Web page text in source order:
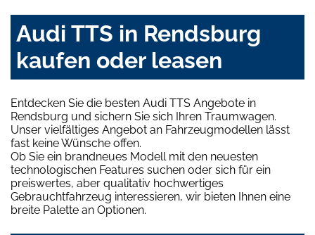
Audi TTS in Rendsburg
kaufen oder leasen
Entdecken Sie die besten Audi TTS Angebote in
Rendsburg und sichern Sie sich Ihren Traumwagen.
Unser vielfältiges Angebot an Fahrzeugmodellen lässt
fast keine Wünsche offen.
Ob Sie ein brandneues Modell mit den neuesten
technologischen Features suchen oder sich für ein
preiswertes, aber qualitativ hochwertiges
Gebrauchtfahrzeug interessieren, wir bieten Ihnen eine
breite Palette an Optionen.